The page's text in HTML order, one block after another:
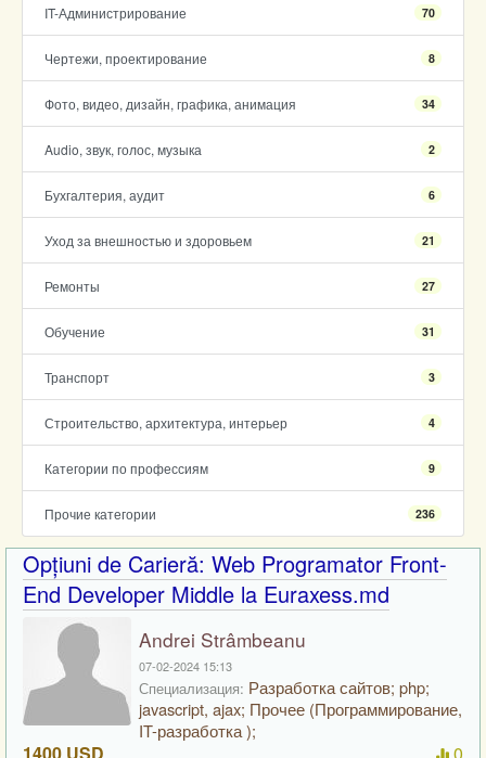
IT-Администрирование 70
Чертежи, проектирование 8
Фото, видео, дизайн, графика, анимация 34
Audio, звук, голос, музыка 2
Бухгалтерия, аудит 6
Уход за внешностью и здоровьем 21
Ремонты 27
Обучение 31
Транспорт 3
Строительство, архитектура, интерьер 4
Категории по профессиям 9
Прочие категории 236
Opțiuni de Carieră: Web Programator Front-
End Developer Middle la Euraxess.md
Andrei Strâmbeanu
07-02-2024 15:13
Специализация: Разработка сайтов; php;
javascript, ajax; Прочее (Программирование,
IT-разработка );